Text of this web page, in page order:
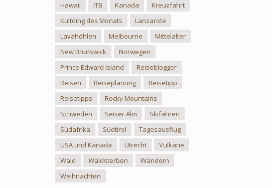
Hawaii
ITB Kanada
Kreuzfahrt
Kultding des Monats
Lanzarote
Lavahöhlen
Melbourne
Mittelalter
New Brunswick
Norwegen
Prince Edward Island
Reiseblogger
Reisen
Reiseplanung
Reisetipp
Reisetipps
Rocky Mountains
Schweden
Seiser Alm
Skifahren
Südafrika
Südtirol
Tagesausflug
USA und Kanada
Utrecht
Vulkane
Wald
Waldsterben
Wandern
Weihnachten